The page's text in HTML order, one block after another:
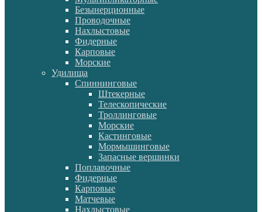
Безынерционные
Проводочные
Нахлыстовые
Фидерные
Карповые
Морские
Удилища
Спиннинговые
Штекерные
Телескопические
Троллинговые
Морские
Кастинговые
Мормышинговые
Запасные вершинки
Поплавочные
Фидерные
Карповые
Матчевые
Нахлыстовые